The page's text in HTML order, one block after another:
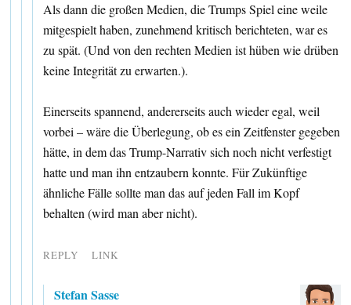
Als dann die großen Medien, die Trumps Spiel eine weile
mitgespielt haben, zunehmend kritisch berichteten, war es
zu spät. (Und von den rechten Medien ist hüben wie drüben
keine Integrität zu erwarten.).
Einerseits spannend, andererseits auch wieder egal, weil
vorbei – wäre die Überlegung, ob es ein Zeitfenster gegeben
hätte, in dem das Trump-Narrativ sich noch nicht verfestigt
hatte und man ihn entzaubern konnte. Für Zukünftige
ähnliche Fälle sollte man das auf jeden Fall im Kopf
behalten (wird man aber nicht).
REPLY LINK
Stefan Sasse